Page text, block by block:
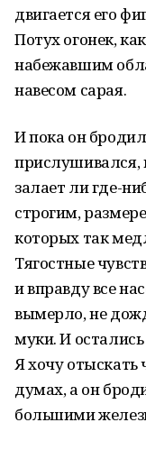
двигается его
Потух огонек,
набежавшим
навесом сарая.
И пока он
прислушивался,
залает ли где-
строгим,
которых так
Тягостные
и вправду все
вымерло, не
муки. И
Я хочу отыскать
думах, а он
большими